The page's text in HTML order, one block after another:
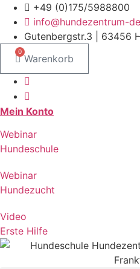
Zum
Inhalt
springen
+49 (0)175/5988800
info@hundezentrum-
Gutenbergstr.3 | 63456
0
Warenkorb
Mein Konto
Webinar
Hundeschule
Webinar
Hundezucht
Video
Erste Hilfe